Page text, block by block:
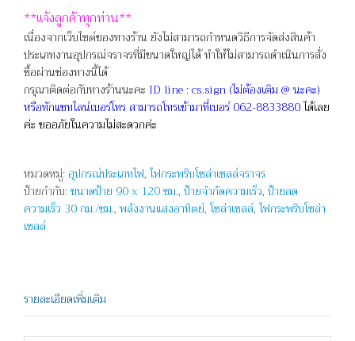
**แจ้งลูกค้าทุกท่าน**
เนื่องจากเว็บไซต์ของทางร้าน ยังไม่สามารถกำหนดวิธีการจัดส่งสินค้า
ประเภทงานอุปกรณ์จราจรที่มีขนาดใหญ่ได้ ทำให้ไม่สามารถดำเนินการสั่ง
ซื้อผ่านช่องทางนี้ได้
กรุณาติดต่อกับทางร้านนะคะ ID line : cs.sign (ไม่ต้องเติม @ นะคะ)
หรือทักแชทไลน์เบอร์โทร สามารถโทรเข้ามาที่เบอร์ 062-8833880ได้เลย
ค่ะ ขออภัยในความไม่สะดวกค่ะ
หมวดหมู่:อุปกรณ์ประเภทไฟ,ไฟกระพริบโซล่าเซลล์จราจร
ป้ายกำกับ:ขนาดป้าย 90 x 120 ซม., ป้ายจำกัดความเร็ว, ป้ายลด
ความเร็ว 30 กม./ชม., พลังงานแสงอาทิตย์, โซล่าเซลล์,ไฟกระพริบโซล่า
เซลล์
รายละเอียดเพิ่มเติม